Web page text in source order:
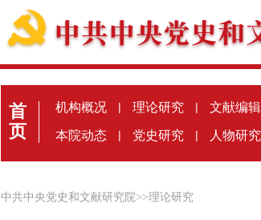
首
页
机构概况 | 理论研究 | 文献编辑
本院动态 | 党史研究 | 人物研究
中共中央党史和文献研究院>>理论研究